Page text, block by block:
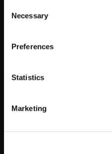
Selection
Necessary
Preferences
Statistics
Marketing
おすすめ商品